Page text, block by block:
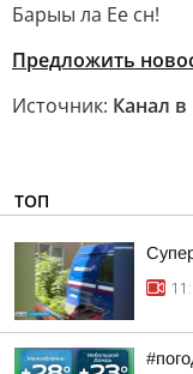
Барыы ла Ее сн!
Предложить
Источник: Канал
ТОП